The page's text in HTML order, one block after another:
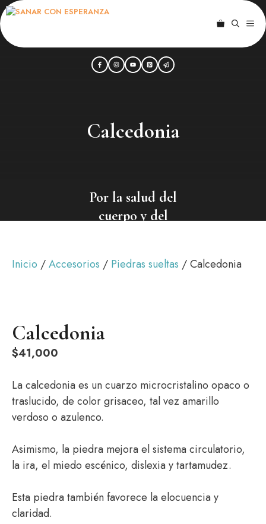
Saltar
al
contenido
Calcedonia
Por la salud del
cuerpo y del
Inicio /Accesorios / Piedras sueltas / Calcedonia
Calcedonia
$41,000
La calcedonia es un cuarzo microcristalino opaco o
traslucido, de color grisaceo, tal vez amarillo
verdoso o azulenco.
Asimismo, la piedra mejora el sistema circulatorio,
la ira, el miedo escénico, dislexia y tartamudez.
Esta piedra también favorece la elocuencia y
claridad.